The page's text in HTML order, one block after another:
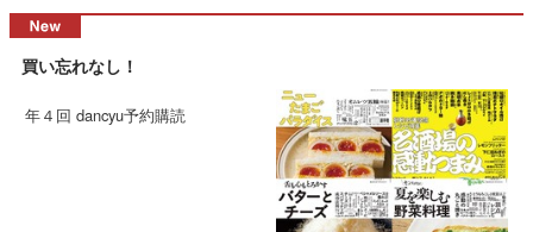
買い忘れなし！
年４回 dancyu予約購読